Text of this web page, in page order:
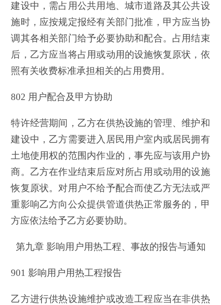
建设中，需占用公共用地、城市道路及其公共设
施时，应按规定报经有关部门批准，甲方应当协
调其各相关部门给予必要协助和配合。占用结束
后，乙方应当将占用或动用的设施恢复原状，依
照有关收费标准承担相关的占用费用。
802 用户配合及甲方协助
特许经营期间，乙方在供热设施的管理、维护和
建设中，乙方需要进入居民用户室内或居民拥有
土地使用权的范围内作业的，事先应与该用户协
商。乙方在作业结束后应对所占用或动用的设施
恢复原状。对用户不给予配合而使乙方无法或严
重影响乙方向公众提供管道供热正常服务的，甲
方应依法给予乙方必要协助。
第九章 影响用户用热工程、事故的报告与通知
901 影响用户用热工程报告
乙方进行供热设施维护或改造工程应当在非供热